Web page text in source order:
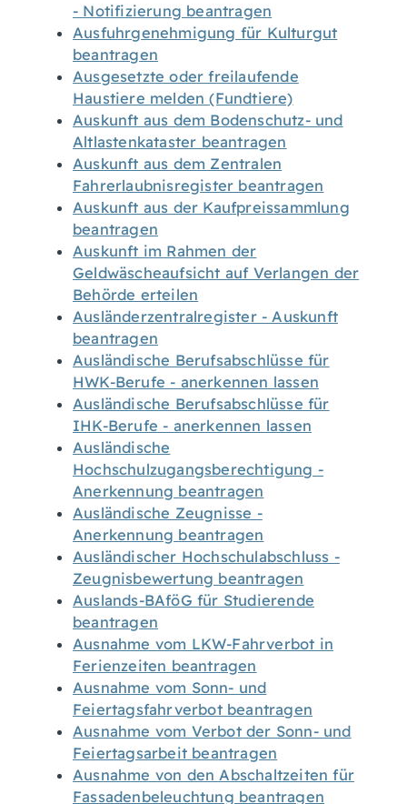
- Notifizierung beantragen
Ausfuhrgenehmigung für Kulturgut
beantragen
Ausgesetzte oder freilaufende
Haustiere melden (Fundtiere)
Auskunft aus dem Bodenschutz- und
Altlastenkataster beantragen
Auskunft aus dem Zentralen
Fahrerlaubnisregister beantragen
Auskunft aus der Kaufpreissammlung
beantragen
Auskunft im Rahmen der
Geldwäscheaufsicht auf Verlangen der
Behörde erteilen
Ausländerzentralregister - Auskunft
beantragen
Ausländische Berufsabschlüsse für
HWK-Berufe - anerkennen lassen
Ausländische Berufsabschlüsse für
IHK-Berufe - anerkennen lassen
Ausländische
Hochschulzugangsberechtigung -
Anerkennung beantragen
Ausländische Zeugnisse -
Anerkennung beantragen
Ausländischer Hochschulabschluss -
Zeugnisbewertung beantragen
Auslands-BAföG für Studierende
beantragen
Ausnahme vom LKW-Fahrverbot in
Ferienzeiten beantragen
Ausnahme vom Sonn- und
Feiertagsfahrverbot beantragen
Ausnahme vom Verbot der Sonn- und
Feiertagsarbeit beantragen
Ausnahme von den Abschaltzeiten für
Fassadenbeleuchtung beantragen